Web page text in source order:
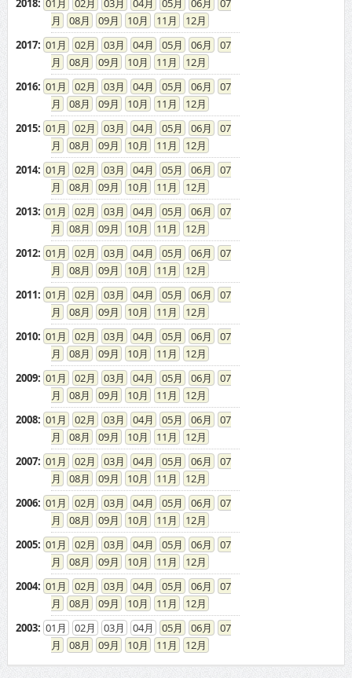
2018: 01 02 03 04 05 06
07
08
09 10 11
12
2017: 01 02 03 04 05 06
07
08
09 10 11
12
2016: 01 02 03 04 05 06
07
08
09 10 11
12
2015: 01 02 03 04 05 06
07
08
09 10 11
12
2014: 01 02 03 04 05 06
07
08
09 10 11
12
2013: 01 02 03 04 05 06
07
08
09 10 11
12
2012: 01 02 03 04 05 06
07
08
09 10 11
12
2011: 01 02 03 04 05 06
07
08
09 10 11
12
2010: 01 02 03 04 05 06
07
08
09 10 11
12
2009: 01 02 03 04 05 06
07
08
09 10 11
12
2008: 01 02 03 04 05 06
07
08
09 10 11
12
2007: 01 02 03 04 05 06
07
08
09 10 11
12
2006: 01 02 03 04 05 06
07
08
09 10 11
12
2005: 01 02 03 04 05 06
07
08
09 10 11
12
2004: 01 02 03 04 05 06
07
08
09 10 11
12
2003: 01 02 03 04 05 06
07
08
09 10 11 12